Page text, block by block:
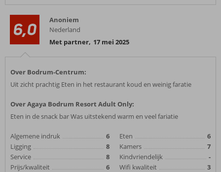
6,0
Anoniem
Nederland
Met partner, 17 mei 2025
Over Bodrum-Centrum:
Uit zicht prachtig Eten in het restaurant koud en weinig faratie
Over Agaya Bodrum Resort Adult Only:
Eten in de snack bar Was uitstekend warm en veel fariatie
Algemene indruk
6
Ligging
8
Service
8
Prijs/kwaliteit
6
Eten
6
Kamers
7
Kindvriendelijk
-
Wifi kwaliteit
3